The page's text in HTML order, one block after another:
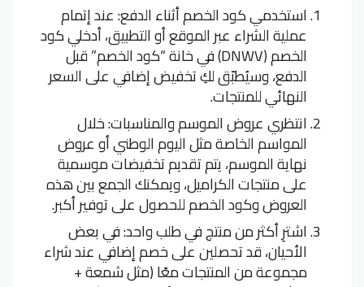
استخدمي كود الخصم أثناء الدفع: عند إتمام
عملية الشراء عبر الموقع أو التطبيق، أدخلي كود
الخصم (DNWV) في خانة “كود الخصم” قبل
الدفع، وسيُطبّق لكِ تخفيض إضافي على السعر
النهائي للمنتجات.
انتظري عروض الموسم والمناسبات: خلال
المواسم الخاصة مثل اليوم الوطني أو عروض
نهاية الموسم، يتم تقديم تخفيضات موسمية
على منتجات الكراميل، ويمكنك الجمع بين هذه
العروض وكود الخصم للحصول على توفير أكبر.
اشترِ أكثر من منتج في طلب واحد: في بعض
الأحيان، قد تحصلين على خصم إضافي عند شراء
مجموعة من المنتجات معًا (مثل شمعة +